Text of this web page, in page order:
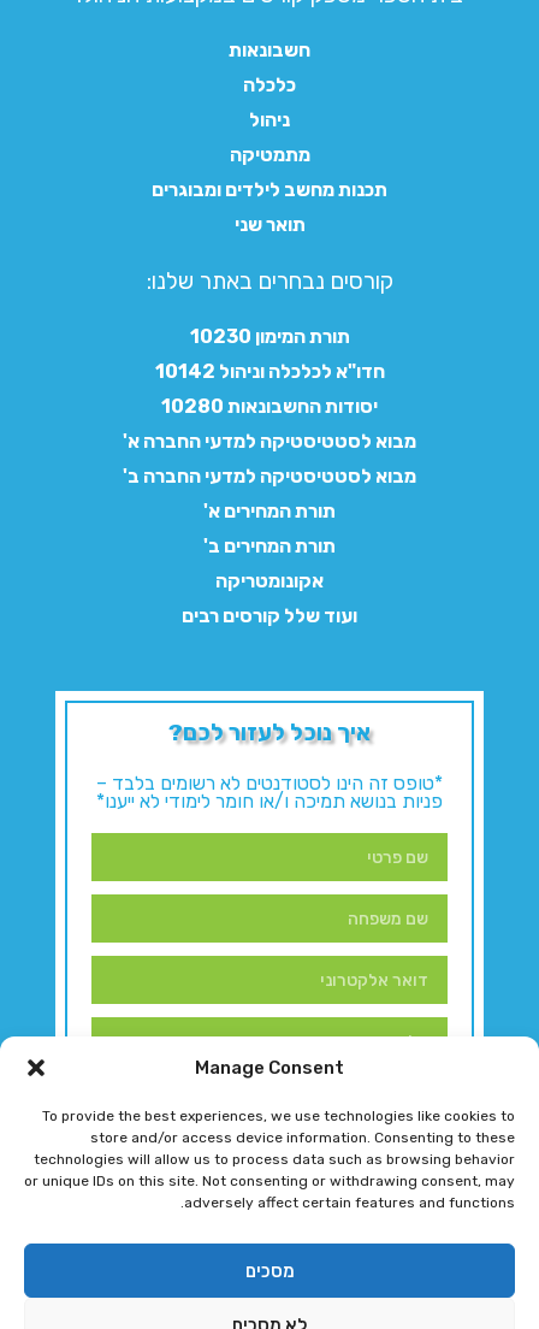
Manage Consent
To provide the best experiences, we use technologies like cookies to
store and/or access device information. Consenting to these
technologies will allow us to process data such as browsing behavior
or unique IDs on this site. Not consenting or withdrawing consent, may
adversely affect certain features and functions.
מסכים
חשבונאות
כלכלה
ניהול
מתמטיקה
תכנות מחשב לילדים ומבוגרים
תואר שני
קורסים נבחרים באתר שלנו:​
תורת המימון 10230
חדו"א לכלכלה וניהול 10142
יסודות החשבונאות 10280
מבוא לסטטיסטיקה למדעי החברה א'
מבוא לסטטיסטיקה למדעי החברה ב'
תורת המחירים א'
תורת המחירים ב'
אקונומטריקה
ועוד שלל קורסים רבים
איך נוכל לעזור לכם?
*טופס זה הינו לסטודנטים לא רשומים בלבד –
פניות בנושא תמיכה ו/או חומר לימודי לא ייענו*